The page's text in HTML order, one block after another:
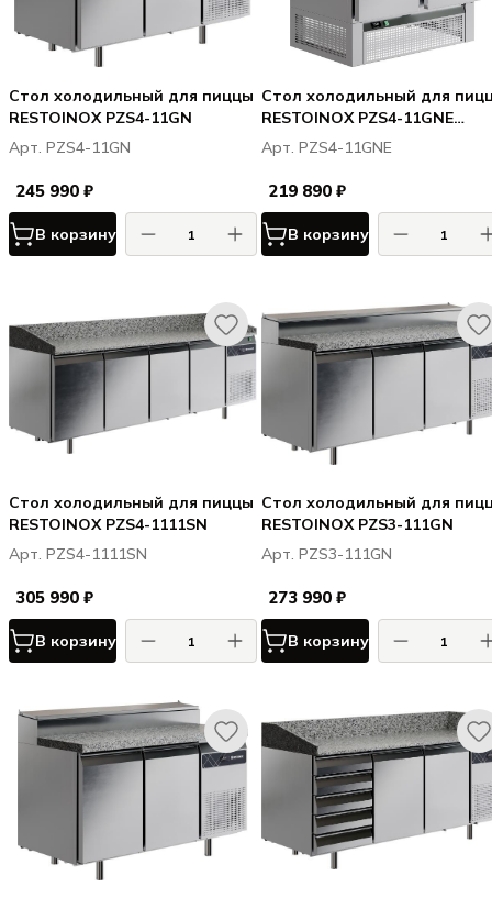
Стол холодильный для пиццы
RESTOINOX PZS4-11GN
Арт. PZS4-11GN
245 990 ₽
В корзину
Стол холодильный для
RESTOINOX PZS4-11GNE
(нижн. расп. агр)
Арт. PZS4-11GNE
219 890 ₽
В корзину
Стол холодильный для пиццы
RESTOINOX PZS4-1111SN
Арт. PZS4-1111SN
305 990 ₽
В корзину
Стол холодильный для
RESTOINOX PZS3-111GN
Арт. PZS3-111GN
273 990 ₽
В корзину